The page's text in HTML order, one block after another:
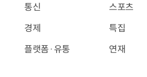
통신
경제
플랫폼·유통
스포츠
특집
연재